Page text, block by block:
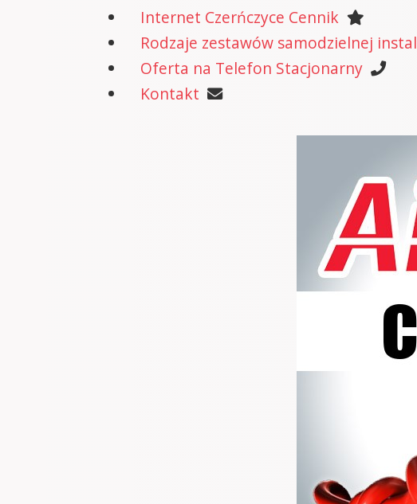
Internet Czerńczyce Cennik
Rodzaje zestawów samodzielnej
Oferta na Telefon Stacjonarny
Kontakt